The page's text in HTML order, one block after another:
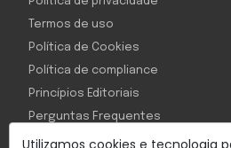
Utilizamos cookies e tecnologia
Termos de uso
Política de Cookies
Política de compliance
Princípios Editoriais
Perguntas Frequentes